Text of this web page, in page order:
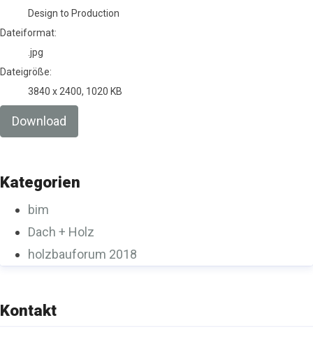
Design to Production
Dateiformat:
.jpg
Dateigröße:
3840 x 2400, 1020 KB
Download
Kategorien
bim
Dach + Holz
holzbauforum 2018
Kontakt